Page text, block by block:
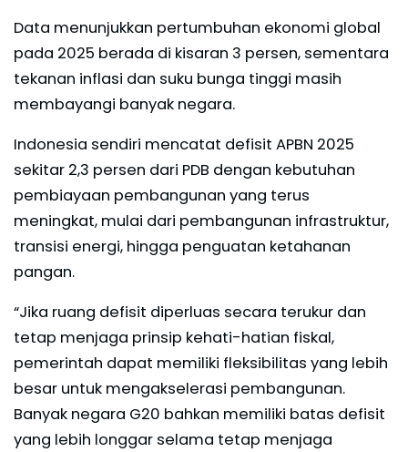
Data menunjukkan pertumbuhan ekonomi global
pada 2025 berada di kisaran 3 persen, sementara
tekanan inflasi dan suku bunga tinggi masih
membayangi banyak negara.
Indonesia sendiri mencatat defisit APBN 2025
sekitar 2,3 persen dari PDB dengan kebutuhan
pembiayaan pembangunan yang terus
meningkat, mulai dari pembangunan infrastruktur,
transisi energi, hingga penguatan ketahanan
pangan.
“Jika ruang defisit diperluas secara terukur dan
tetap menjaga prinsip kehati-hatian fiskal,
pemerintah dapat memiliki fleksibilitas yang lebih
besar untuk mengakselerasi pembangunan.
Banyak negara G20 bahkan memiliki batas defisit
yang lebih longgar selama tetap menjaga